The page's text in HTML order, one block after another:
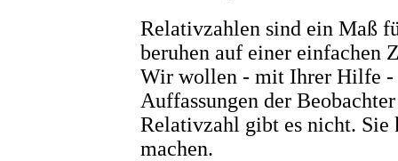
Relativzahlen sind ein Maß
beruhen auf einer einfachen
Wir wollen - mit Ihrer Hilfe -
Auffassungen der
Relativzahl gibt es nicht. Sie
machen.